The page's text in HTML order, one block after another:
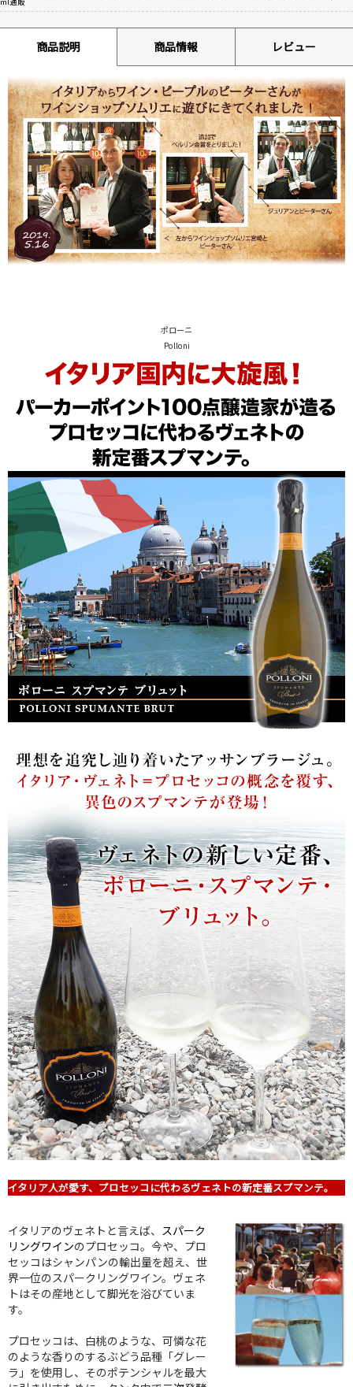
商品説明 商品情報 レビュー
ポローニ
Polloni
イタリア人が愛す、プロセッコに代わるヴェネトの新定番スプマンテ。
イタリアのヴェネトと言えば、 スパーク
リングワインのプロセッコ。今や、プロ
セッコはシャンパンの輸出量を超え、世
界一位のスパークリングワイン。ヴェネ
トはその産地として脚光を浴びていま
す。
プロセッコは、白桃のような、可憐な花
のような香りのするぶどう品種「グレー
ラ」を使用し、そのポテンシャルを最大